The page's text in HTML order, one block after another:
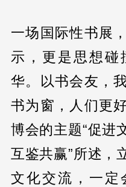
一场国际性书展
示，更是思想碰
华。以书会友，
书为窗，人们更
博会的主题“促进
互鉴共赢”所述，
文化交流，一定